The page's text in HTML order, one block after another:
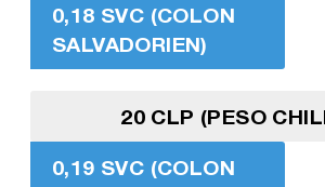
0,18 SVC (COLON
SALVADORIEN)
20 CLP (PESO
0,19 SVC (COLON